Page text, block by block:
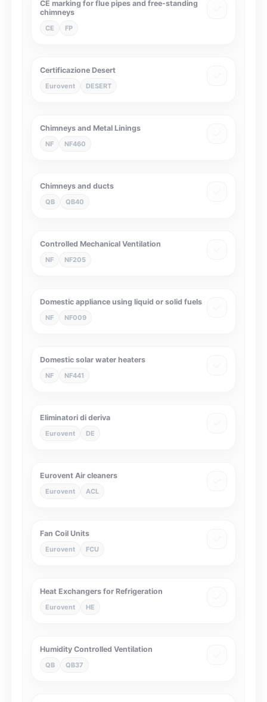
CE marking for flue pipes and free-standing
chimneys
CE FP
Certificazione Desert
Eurovent DESERT
Chimneys and Metal Linings
NF NF460
Chimneys and ducts
QB QB40
Controlled Mechanical Ventilation
NF NF205
Domestic appliance using liquid or solid fuels
NF NF009
Domestic solar water heaters
NF NF441
Eliminatori di deriva
Eurovent DE
Eurovent Air cleaners
Eurovent ACL
Fan Coil Units
Eurovent FCU
Heat Exchangers for Refrigeration
Eurovent HE
Humidity Controlled Ventilation
QB QB37